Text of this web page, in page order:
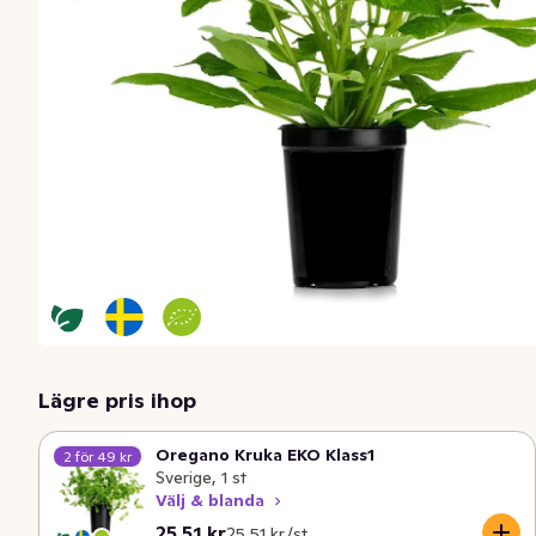
Lägre pris ihop
2 för 49 kr
Oregano Kruka EKO Klass1
Sverige, 1 st
Välj & blanda
Nuvarande pris är: 25,51 kr
Styckpris: 25,51 kr /st